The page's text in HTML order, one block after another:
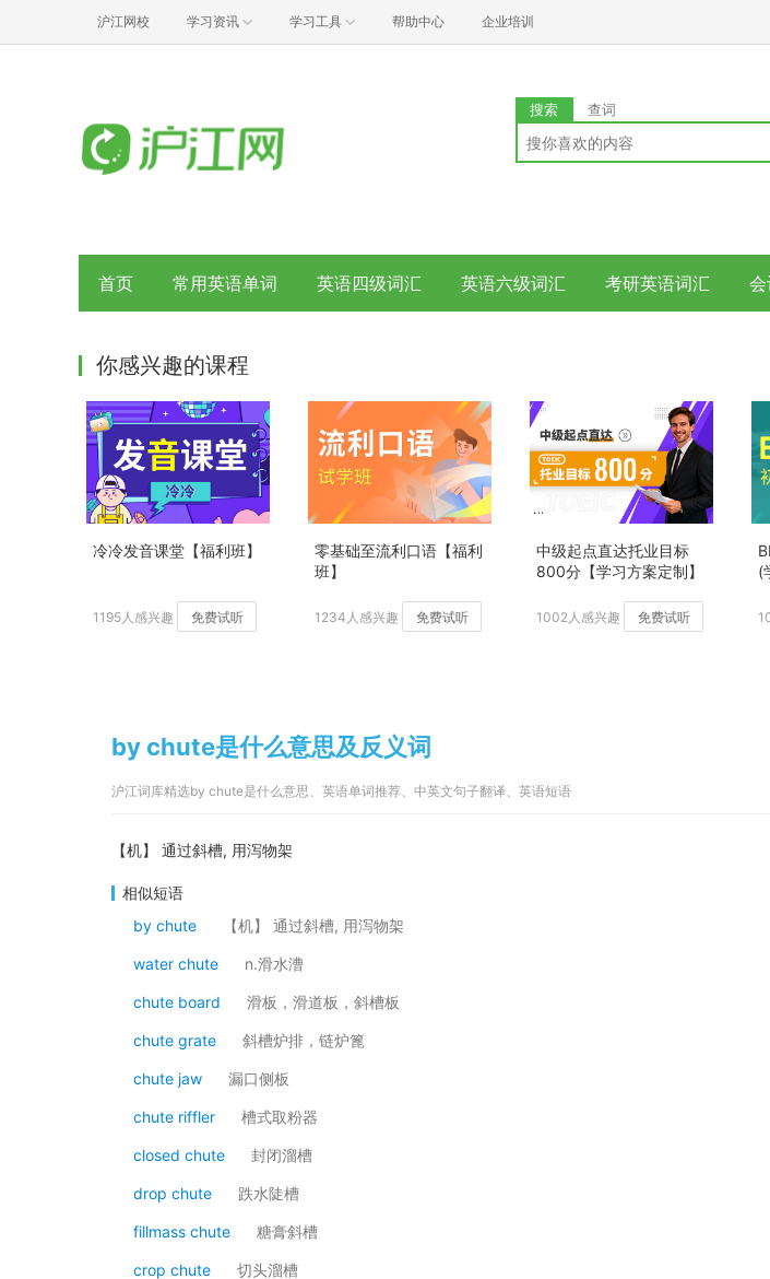
沪江网校 学习资讯 学习工具 帮助中心 企业培训
搜索 查词
首页 常用英语单词 英语四级词汇 英语六级词汇 考研英语词汇
你感兴趣的课程
冷冷发音课堂【福利班】
1195人感兴趣 免费试听
零基础至流利口语【福利
班】
1234人感兴趣 免费试听
中级起点直达托业目标
800分【学习方案定制】
1002人感兴趣 免费试听
(
by chute是什么意思及反义词
沪江词库精选by chute是什么意思、英语单词推荐、中英文句子翻译、英语短语
【机】 通过斜槽, 用泻物架
相似短语
by chute
【机】 通过斜槽, 用泻物架
water chute n.滑水漕
chute board 滑板，滑道板，斜槽板
chute grate 斜槽炉排，链炉篦
chute jaw 漏口侧板
chute riffler 槽式取粉器
closed chute 封闭溜槽
drop chute 跌水陡槽
fillmass chute 糖膏斜槽
crop chute 切头溜槽